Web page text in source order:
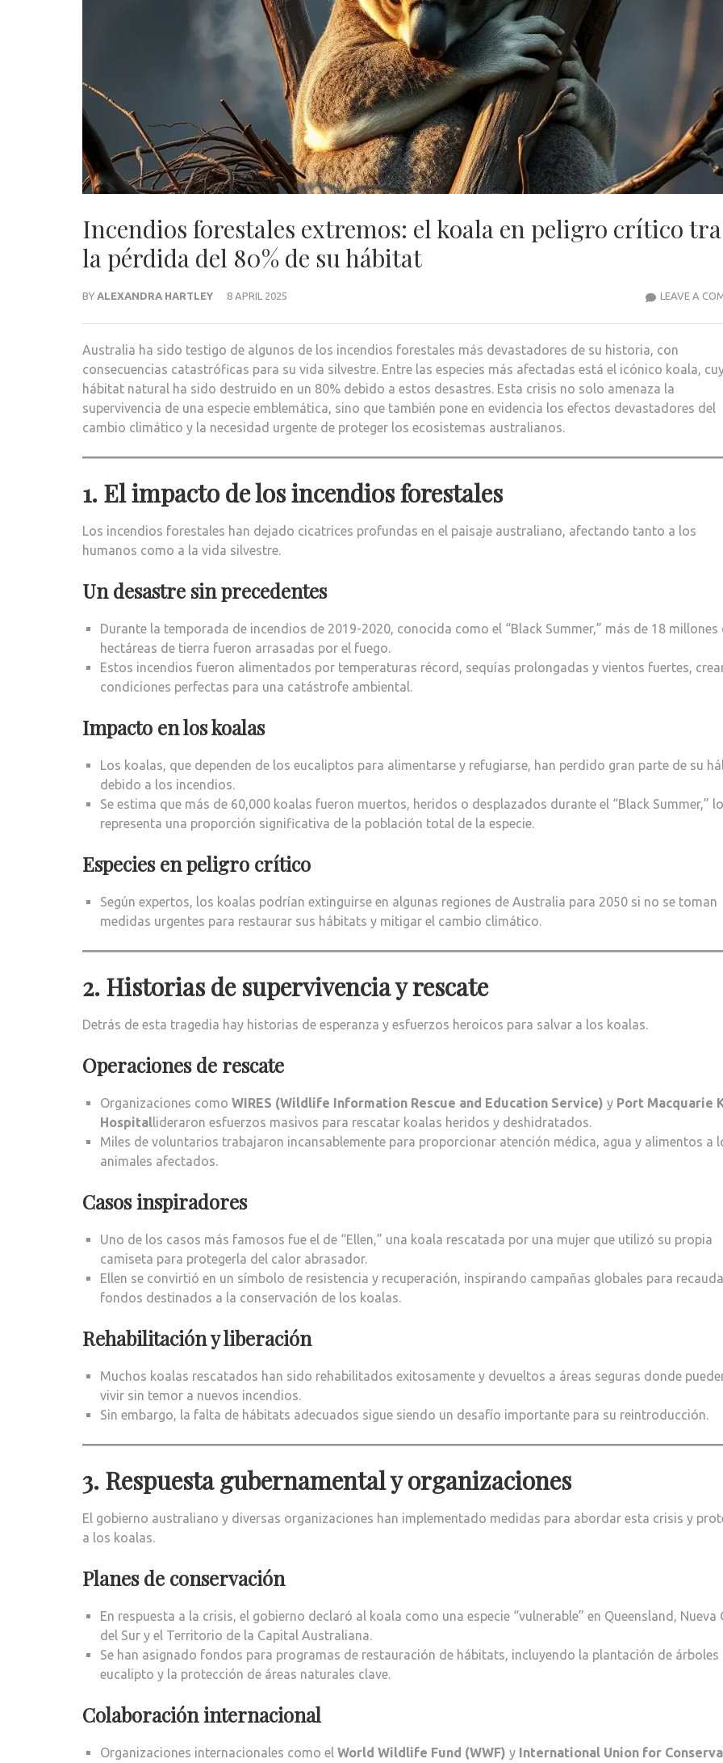
Incendios forestales extremos: el koala en peligro crítico
la pérdida del 80% de su hábitat
BY ALEXANDRA HARTLEY 8 APRIL 2025 LEAVE A
Australia ha sido testigo de algunos de los incendios forestales más devastadores de su historia, con
consecuencias catastróficas para su vida silvestre. Entre las especies más afectadas está el icónico koala,
hábitat natural ha sido destruido en un 80% debido a estos desastres. Esta crisis no solo amenaza la
supervivencia de una especie emblemática, sino que también pone en evidencia los efectos devastadores del
cambio climático y la necesidad urgente de proteger los ecosistemas australianos.
1. El impacto de los incendios forestales
Los incendios forestales han dejado cicatrices profundas en el paisaje australiano, afectando tanto a los
humanos como a la vida silvestre.
Un desastre sin precedentes
Durante la temporada de incendios de 2019-2020, conocida como el “Black Summer,” más de 18 millones
hectáreas de tierra fueron arrasadas por el fuego.
Estos incendios fueron alimentados por temperaturas récord, sequías prolongadas y vientos fuertes,
condiciones perfectas para una catástrofe ambiental.
Impacto en los koalas
Los koalas, que dependen de los eucaliptos para alimentarse y refugiarse, han perdido gran parte de su
debido a los incendios.
Se estima que más de 60,000 koalas fueron muertos, heridos o desplazados durante el “Black Summer,”
representa una proporción significativa de la población total de la especie.
Especies en peligro crítico
Según expertos, los koalas podrían extinguirse en algunas regiones de Australia para 2050 si no se toman
medidas urgentes para restaurar sus hábitats y mitigar el cambio climático.
2. Historias de supervivencia y rescate
Detrás de esta tragedia hay historias de esperanza y esfuerzos heroicos para salvar a los koalas.
Operaciones de rescate
Organizaciones como WIRES (Wildlife Information Rescue and Education Service) y Port Macquarie
Hospitallideraron esfuerzos masivos para rescatar koalas heridos y deshidratados.
Miles de voluntarios trabajaron incansablemente para proporcionar atención médica, agua y alimentos a
animales afectados.
Casos inspiradores
Uno de los casos más famosos fue el de “Ellen,” una koala rescatada por una mujer que utilizó su propia
camiseta para protegerla del calor abrasador.
Ellen se convirtió en un símbolo de resistencia y recuperación, inspirando campañas globales para
fondos destinados a la conservación de los koalas.
Rehabilitación y liberación
Muchos koalas rescatados han sido rehabilitados exitosamente y devueltos a áreas seguras donde
vivir sin temor a nuevos incendios.
Sin embargo, la falta de hábitats adecuados sigue siendo un desafío importante para su reintroducción.
3. Respuesta gubernamental y organizaciones
El gobierno australiano y diversas organizaciones han implementado medidas para abordar esta crisis y
a los koalas.
Planes de conservación
En respuesta a la crisis, el gobierno declaró al koala como una especie “vulnerable” en Queensland, Nueva
del Sur y el Territorio de la Capital Australiana.
Se han asignado fondos para programas de restauración de hábitats, incluyendo la plantación de árboles
eucalipto y la protección de áreas naturales clave.
Colaboración internacional
Organizaciones internacionales como el World Wildlife Fund (WWF) y International Union for